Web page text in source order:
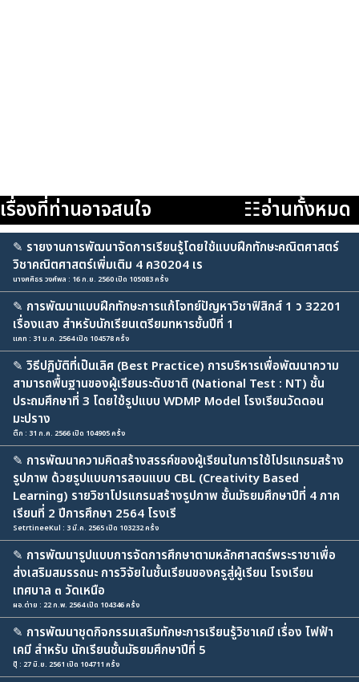
เรื่องที่ท่านอาจสนใจ ☷อ่านทั้งหมด
✎ รายงานการพัฒนาจัดการเรียนรู้โดยใช้แบบฝึกทักษะคณิตศาสตร์
วิชาคณิตศาสตร์เพิ่มเติม 4 ค30204 เร
นางศศิธร วงศ์พล : 16 ก.ย. 2560 เปิด 105083 ครั้ง
✎ การพัฒนาแบบฝึกทักษะการแก้โจทย์ปัญหาวิชาฟิสิกส์ 1 ว 32201
เรื่องแสง สำหรับนักเรียนเตรียมทหารชั้นปีที่ 1
แคท : 31 ม.ค. 2564 เปิด 104578 ครั้ง
✎ วิธีปฏิบัติที่เป็นเลิศ (Best Practice) การบริหารเพื่อพัฒนาความ
สามารถพื้นฐานของผู้เรียนระดับชาติ (National Test : NT) ชั้น
ประถมศึกษาที่ 3 โดยใช้รูปแบบ WDMP Model โรงเรียนวัดดอน
มะปราง
ติ๊ก : 31 ก.ค. 2566 เปิด 104905 ครั้ง
✎ การพัฒนาความคิดสร้างสรรค์ของผู้เรียนในการใช้โปรแกรมสร้าง
รูปภาพ ด้วยรูปแบบการสอนแบบ CBL (Creativity Based
Learning) รายวิชาโปรแกรมสร้างรูปภาพ ชั้นมัธยมศึกษาปีที่ 4 ภาค
เรียนที่ 2 ปีการศึกษา 2564 โรงเรี
SetrtineeKul : 3 มี.ค. 2565 เปิด 103232 ครั้ง
✎ การพัฒนารูปแบบการจัดการศึกษาตามหลักศาสตร์พระราชาเพื่อ
ส่งเสริมสมรรถนะ การวิจัยในชั้นเรียนของครูสู่ผู้เรียน โรงเรียน
เทศบาล ๓ วัดเหนือ
ผอ.ต่าย : 22 ก.พ. 2564 เปิด 104346 ครั้ง
✎ การพัฒนาชุดกิจกรรมเสริมทักษะการเรียนรู้วิชาเคมี เรื่อง ไฟฟ้า
เคมี สำหรับ นักเรียนชั้นมัธยมศึกษาปีที่ 5
ปุ๊ : 27 มิ.ย. 2561 เปิด 104711 ครั้ง